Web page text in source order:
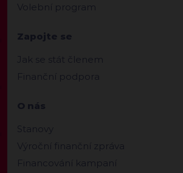
Volební program
Zapojte se
Jak se stát členem
Finanční podpora
O nás
Stanovy
Výroční finanční zpráva
Financování kampaní